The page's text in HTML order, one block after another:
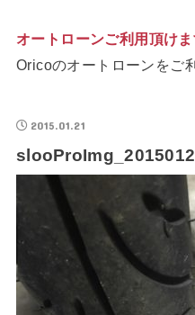
オートローンご利用頂け
Oricoのオートローンをご
2015.01.21